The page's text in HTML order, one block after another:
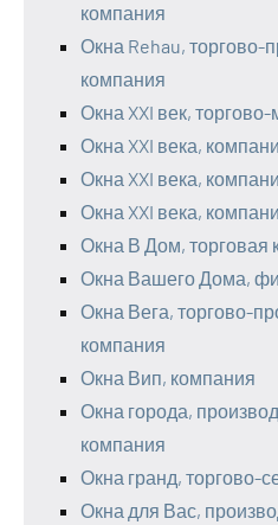
компания
Окна Rehau, торгово-
компания
Окна XXI век,
Окна XXI века,
Окна XXI века,
Окна XXI века,
Окна В Дом, торговая
Окна Вашего Дома,
Окна Вега, торгово-
компания
Окна Вип, компания
Окна города,
компания
Окна гранд, торгово-
Окна для Вас,